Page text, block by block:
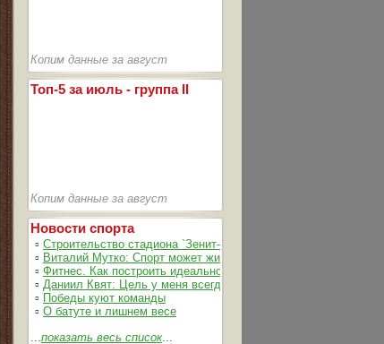
Копим данные за август
Топ-5 за июль - группа II
Копим данные за август
Новости спорта
▫ Строительство стадиона `Зенит-Арена` идет согласно
▫ Виталий Мутко: Спорт может жить без допинга
▫ Фитнес. Как построить идеальное тело
▫ Даниил Квят: Цель у меня всегда одна – выжимать из себя
▫ Победы куют команды
▫ О батуте и лишнем весе
...показать весь список...